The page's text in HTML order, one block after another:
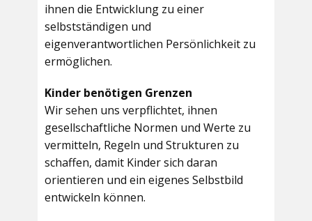
ihnen die Entwicklung zu einer
selbstständigen und
eigenverantwortlichen Persönlichkeit zu
ermöglichen.
Kinder benötigen Grenzen
Wir sehen uns verpflichtet, ihnen
gesellschaftliche Normen und Werte zu
vermitteln, Regeln und Strukturen zu
schaffen, damit Kinder sich daran
orientieren und ein eigenes Selbstbild
entwickeln können.